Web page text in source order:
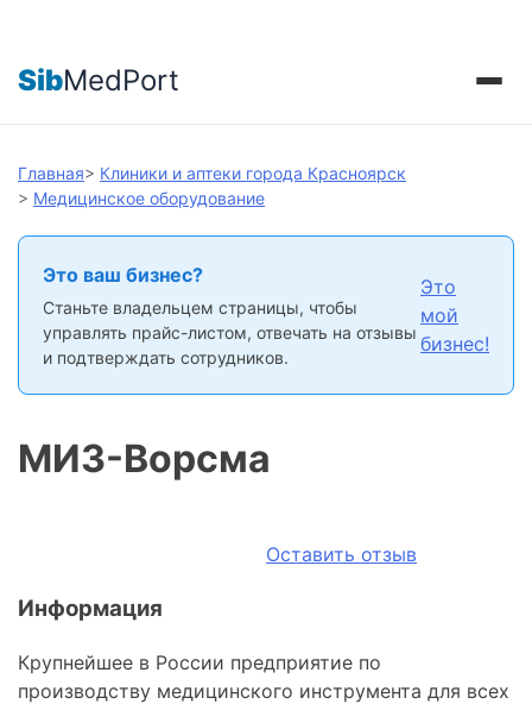
SibMedPort
Главная> Клиники и аптеки города Красноярск
> Медицинское оборудование
Это ваш бизнес?
Станьте владельцем страницы, чтобы
управлять прайс-листом, отвечать на отзывы
и подтверждать сотрудников.
Это
мой
бизнес!
МИЗ-Ворсма
Оставить отзыв
Информация
Крупнейшее в России предприятие по
производству медицинского инструмента для всех